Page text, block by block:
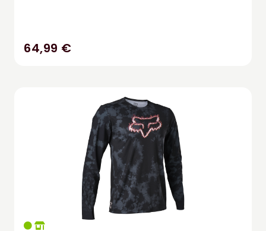
64,99 €